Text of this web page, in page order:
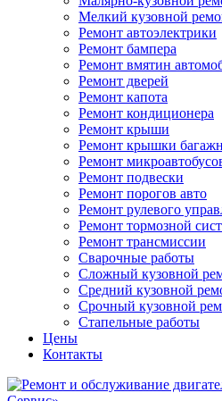
Мелкий кузовной
Ремонт автоэлектрики
Ремонт бампера
Ремонт вмятин
Ремонт дверей
Ремонт капота
Ремонт кондиционера
Ремонт крыши
Ремонт крышки
Ремонт
Ремонт подвески
Ремонт порогов авто
Ремонт рулевого
Ремонт тормозной
Ремонт трансмиссии
Сварочные работы
Сложный кузовной
Средний кузовной
Срочный кузовной
Стапельные работы
Цены
Контакты